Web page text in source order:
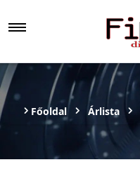
Főoldal Árlista